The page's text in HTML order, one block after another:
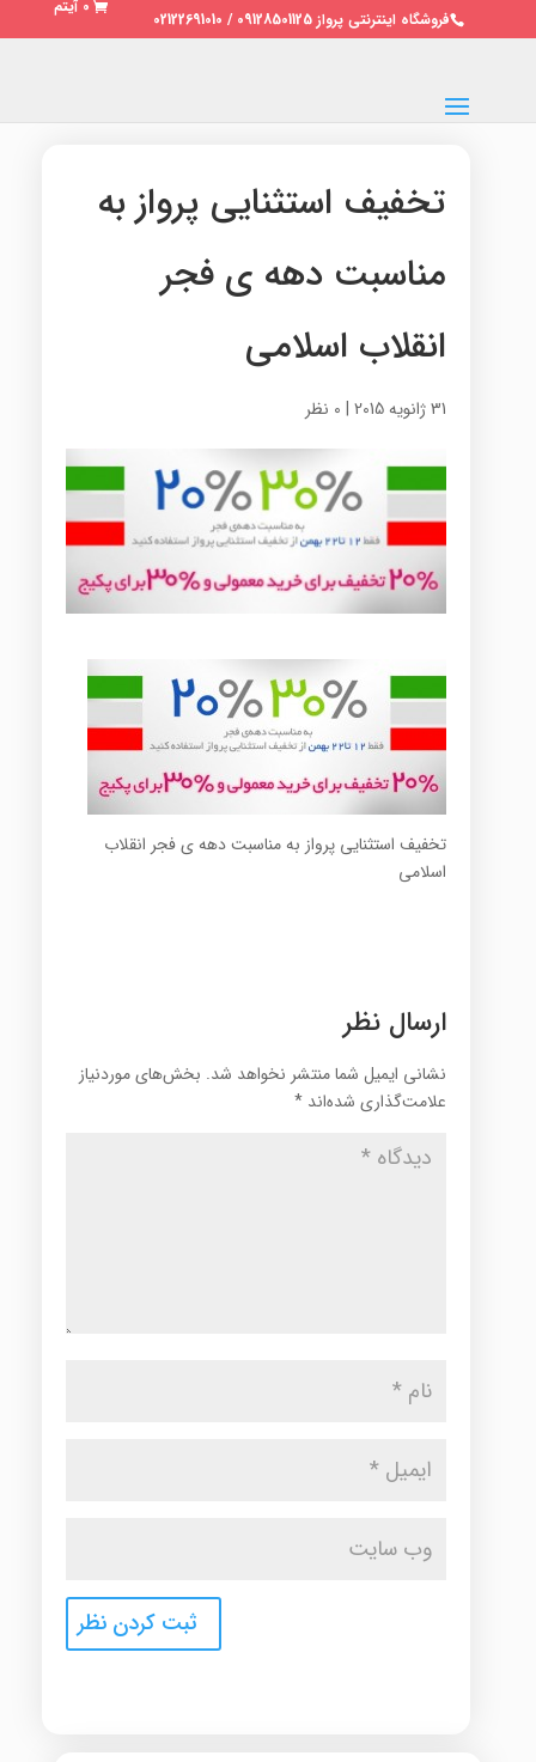
فروشگاه اینترنتی پرواز 09128501125 / 02122691010
0 آیتم
تخفیف استثنایی پرواز به
مناسبت دهه ی فجر
انقلاب اسلامی
31 ژانویه 2015 | 0 نظر
تخفیف استثنایی پرواز به مناسبت دهه ی فجر انقلاب
اسلامی
ارسال نظر
نشانی ایمیل شما منتشر نخواهد شد. بخش‌های موردنیاز
علامت‌گذاری شده‌اند *